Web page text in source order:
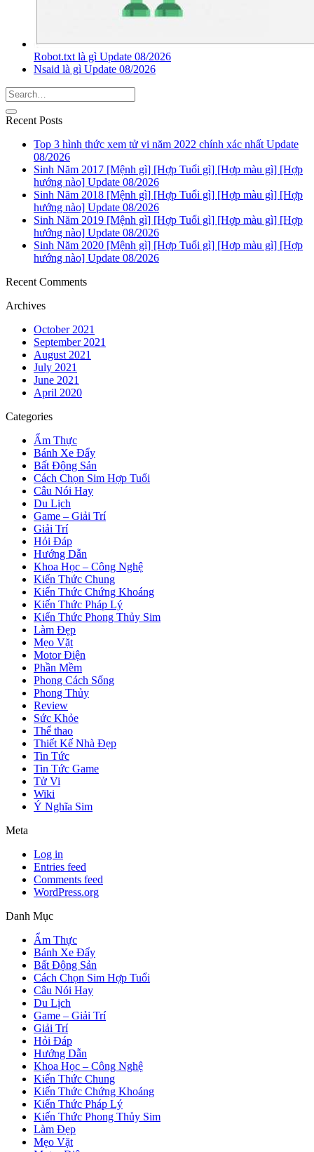
Robot.txt là gì Update 08/2026
Nsaid là gì Update 08/2026
Recent Posts
Top 3 hình thức xem tử vi năm 2022 chính xác nhất Update
08/2026
Sinh Năm 2017 [Mệnh gì] [Hợp Tuổi gì] [Hợp màu gì] [Hợp
hướng nào] Update 08/2026
Sinh Năm 2018 [Mệnh gì] [Hợp Tuổi gì] [Hợp màu gì] [Hợp
hướng nào] Update 08/2026
Sinh Năm 2019 [Mệnh gì] [Hợp Tuổi gì] [Hợp màu gì] [Hợp
hướng nào] Update 08/2026
Sinh Năm 2020 [Mệnh gì] [Hợp Tuổi gì] [Hợp màu gì] [Hợp
hướng nào] Update 08/2026
Recent Comments
Archives
October 2021
September 2021
August 2021
July 2021
June 2021
April 2020
Categories
Ẩm Thực
Bánh Xe Đẩy
Bất Động Sản
Cách Chọn Sim Hợp Tuổi
Câu Nói Hay
Du Lịch
Game – Giải Trí
Giải Trí
Hỏi Đáp
Hướng Dẫn
Khoa Học – Công Nghệ
Kiến Thức Chung
Kiến Thức Chứng Khoáng
Kiến Thức Pháp Lý
Kiến Thức Phong Thủy Sim
Làm Đẹp
Mẹo Vặt
Motor Điện
Phần Mềm
Phong Cách Sống
Phong Thủy
Review
Sức Khỏe
Thể thao
Thiết Kế Nhà Đẹp
Tin Tức
Tin Tức Game
Tử Vi
Wiki
Ý Nghĩa Sim
Meta
Log in
Entries feed
Comments feed
WordPress.org
Danh Mục
Ẩm Thực
Bánh Xe Đẩy
Bất Động Sản
Cách Chọn Sim Hợp Tuổi
Câu Nói Hay
Du Lịch
Game – Giải Trí
Giải Trí
Hỏi Đáp
Hướng Dẫn
Khoa Học – Công Nghệ
Kiến Thức Chung
Kiến Thức Chứng Khoáng
Kiến Thức Pháp Lý
Kiến Thức Phong Thủy Sim
Làm Đẹp
Mẹo Vặt